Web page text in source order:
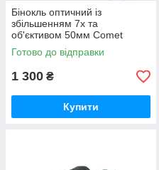
Бінокль оптичний із
збільшенням 7x та
об'єктивом 50мм Comet
AXP108 чорний, в чохлі
GoodPlace -worry-free-
Готово до відправки
1 300 ₴
Купити